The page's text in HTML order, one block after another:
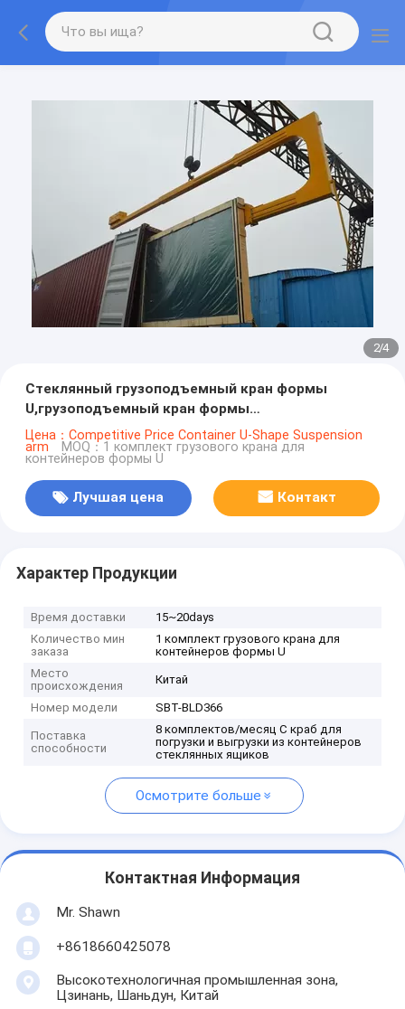
2/4
Стеклянный грузоподъемный кран формы
U,грузоподъемный кран формы
U,грузоподъемный кран формы C
Цена：Competitive Price Container U-Shape Suspension
arm MOQ：1 комплект грузового крана для
контейнеров формы U
Лучшая цена Контакт
Характер Продукции
Время доставки
15~20days
Количество мин
заказа
1 комплект грузового крана для
контейнеров формы U
Место
происхождения
Китай
Номер модели SBT-BLD366
Поставка
способности
8 комплектов/месяц C краб для
погрузки и выгрузки из контейнеров
стеклянных ящиков
Осмотрите больше
Контактная Информация
Mr. Shawn
+8618660425078
Высокотехнологичная промышленная зона,
Цзинань, Шаньдун, Китай